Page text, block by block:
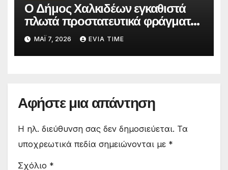
Ο Δήμος Χαλκιδέων εγκαθιστά
πλωτά προστατευτικά φράγματα
στις παραλίες του
ΜΆΙ 7, 2026 EVIA TIME
Αφήστε μια απάντηση
Η ηλ. διεύθυνση σας δεν δημοσιεύεται. Τα
υποχρεωτικά πεδία σημειώνονται με *
Σχόλιο *